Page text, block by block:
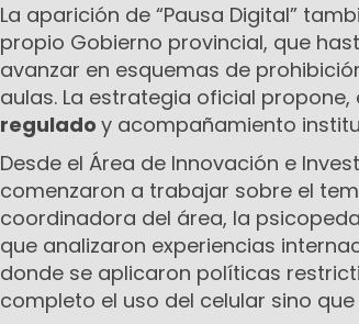
La aparición de “Pausa Digital”
propio Gobierno provincial, que
avanzar en esquemas de
aulas. La estrategia oficial
regulado y acompañamiento
Desde el Área de Innovación e
comenzaron a trabajar sobre el
coordinadora del área, la
que analizaron experiencias
donde se aplicaron políticas
completo el uso del celular sino